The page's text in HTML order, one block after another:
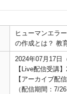
ヒューマンエラ
の作成とは？ 教
2024年07月17日
【Live配信受講
【アーカイブ配
（配信期間：7/